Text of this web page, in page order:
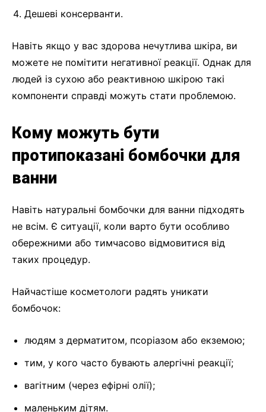
Дешеві консерванти.
Навіть якщо у вас здорова нечутлива шкіра, ви
можете не помітити негативної реакції. Однак для
людей із сухою або реактивною шкірою такі
компоненти справді можуть стати проблемою.
Кому можуть бути
протипоказані бомбочки для
ванни
Навіть натуральні бомбочки для ванни підходять
не всім. Є ситуації, коли варто бути особливо
обережними або тимчасово відмовитися від
таких процедур.
Найчастіше косметологи радять уникати
бомбочок:
людям з дерматитом, псоріазом або екземою;
тим, у кого часто бувають алергічні реакції;
вагітним (через ефірні олії);
маленьким дітям.